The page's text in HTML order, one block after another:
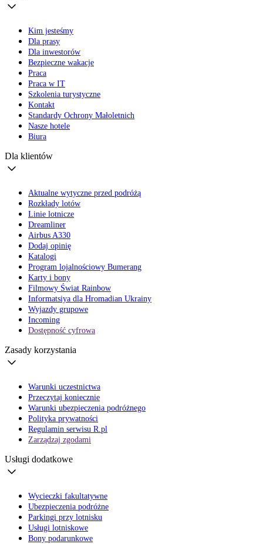
Kim jesteśmy
Dla prasy
Dla inwestorów
Bezpieczne wakacje
Praca
Praca w IT
Szkolenia turystyczne
Kontakt
Standardy Ochrony Małoletnich
Nasze hotele
Biura
Dla klientów
Aktualne wytyczne przed podróżą
Rozkłady lotów
Linie lotnicze
Dreamliner
Airbus A330
Dodaj opinię
Katalogi
Program lojalnościowy Bumerang
Karty i bony
Filmowy Świat Rainbow
Informatsiya dla Hromadian Ukrainy
Wyjazdy grupowe
Incoming
Dostępność cyfrowa
Zasady korzystania
Warunki uczestnictwa
Przeczytaj koniecznie
Warunki ubezpieczenia podróżnego
Polityka prywatności
Regulamin serwisu R.pl
Zarządzaj zgodami
Usługi dodatkowe
Wycieczki fakultatywne
Ubezpieczenia podróżne
Parkingi przy lotnisku
Usługi lotniskowe
Bony podarunkowe